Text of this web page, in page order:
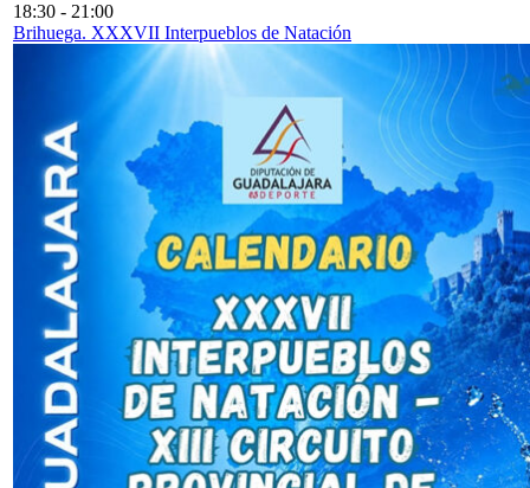
18:30 - 21:00
Brihuega. XXXVII Interpueblos de Natación